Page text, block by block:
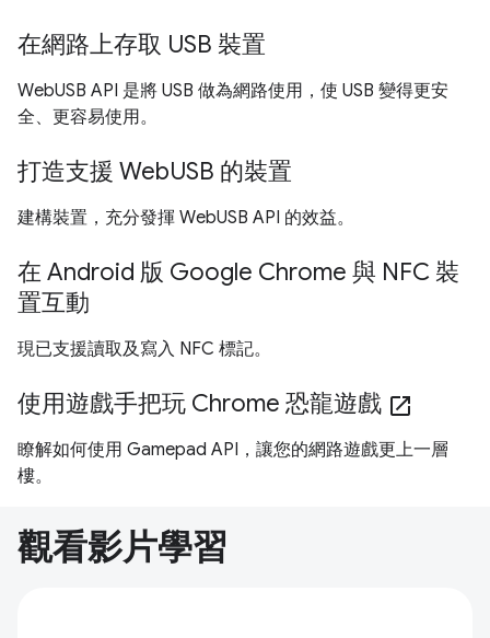
在網路上存取 USB 裝置
WebUSB API 是將 USB 做為網路使用，使 USB 變得更安
全、更容易使用。
打造支援 WebUSB 的裝置
建構裝置，充分發揮 WebUSB API 的效益。
在 Android 版 Google Chrome 與 NFC 裝
置互動
現已支援讀取及寫入 NFC 標記。
使用遊戲手把玩 Chrome 恐龍遊戲 open_in_new
瞭解如何使用 Gamepad API，讓您的網路遊戲更上一層
樓。
觀看影片學習